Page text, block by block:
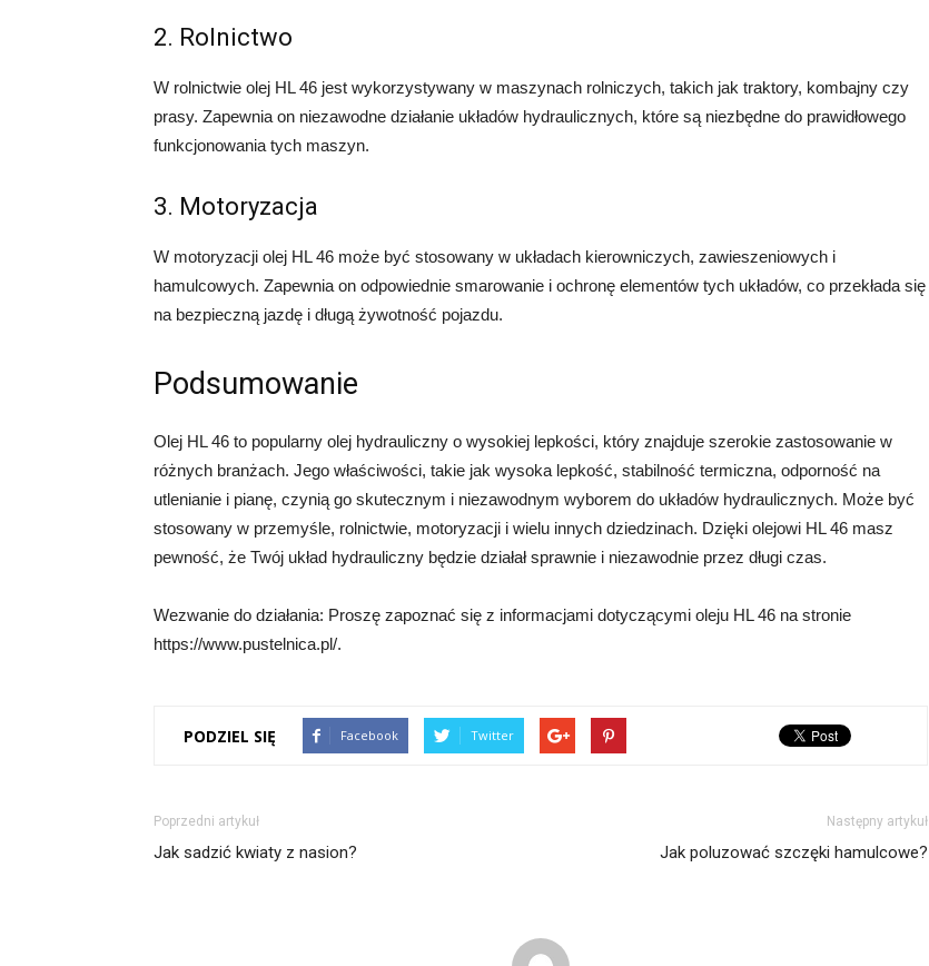
2. Rolnictwo
W rolnictwie olej HL 46 jest wykorzystywany w maszynach rolniczych, takich jak traktory, kombajny czy
prasy. Zapewnia on niezawodne działanie układów hydraulicznych, które są niezbędne do prawidłowego
funkcjonowania tych maszyn.
3. Motoryzacja
W motoryzacji olej HL 46 może być stosowany w układach kierowniczych, zawieszeniowych i
hamulcowych. Zapewnia on odpowiednie smarowanie i ochronę elementów tych układów, co przekłada się
na bezpieczną jazdę i długą żywotność pojazdu.
Podsumowanie
Olej HL 46 to popularny olej hydrauliczny o wysokiej lepkości, który znajduje szerokie zastosowanie w
różnych branżach. Jego właściwości, takie jak wysoka lepkość, stabilność termiczna, odporność na
utlenianie i pianę, czynią go skutecznym i niezawodnym wyborem do układów hydraulicznych. Może być
stosowany w przemyśle, rolnictwie, motoryzacji i wielu innych dziedzinach. Dzięki olejowi HL 46 masz
pewność, że Twój układ hydrauliczny będzie działał sprawnie i niezawodnie przez długi czas.
Wezwanie do działania: Proszę zapoznać się z informacjami dotyczącymi oleju HL 46 na stronie
https://www.pustelnica.pl/.
PODZIEL SIĘ Facebook Twitter
Poprzedni artykuł
Jak sadzić kwiaty z nasion?
Następny artykuł
Jak poluzować szczęki hamulcowe?